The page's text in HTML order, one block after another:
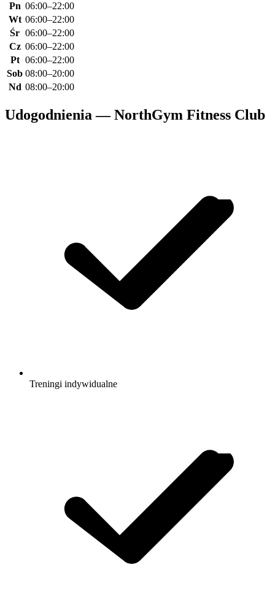
Pn 06:00–22:00
Wt 06:00–22:00
Śr 06:00–22:00
Cz 06:00–22:00
Pt 06:00–22:00
Sob 08:00–20:00
Nd 08:00–20:00
Udogodnienia — NorthGym Fitness Club
Treningi indywidualne